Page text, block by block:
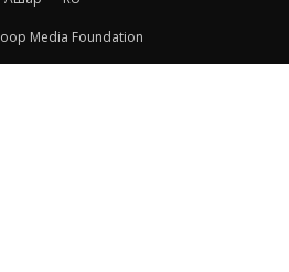
Media Foundation